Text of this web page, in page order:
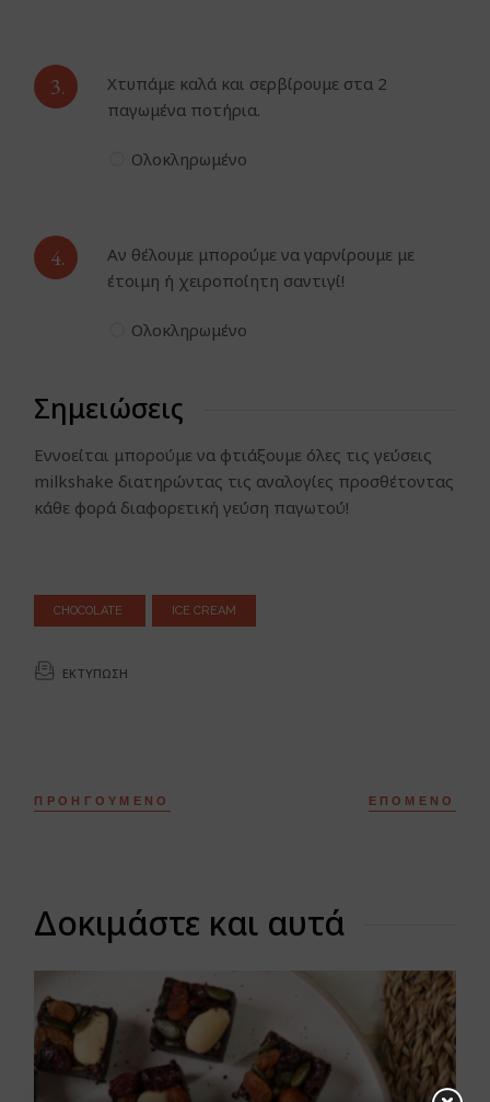
3.
Χτυπάμε καλά και σερβίρουμε στα 2
παγωμένα ποτήρια.
Ολοκληρωμένο
4.
Αν θέλουμε μπορούμε να γαρνίρουμε με
έτοιμη ή χειροποίητη σαντιγί!
Ολοκληρωμένο
Σημειώσεις
Εννοείται μπορούμε να φτιάξουμε όλες τις γεύσεις
milkshake διατηρώντας τις αναλογίες προσθέτοντας
κάθε φορά διαφορετική γεύση παγωτού!
CHOCOLATE ICE CREAM
ΕΚΤΎΠΩΣΗ
ΠΡΟΗΓΟΎΜΕΝΟ ΕΠΌΜΕΝΟ
Δοκιμάστε και αυτά